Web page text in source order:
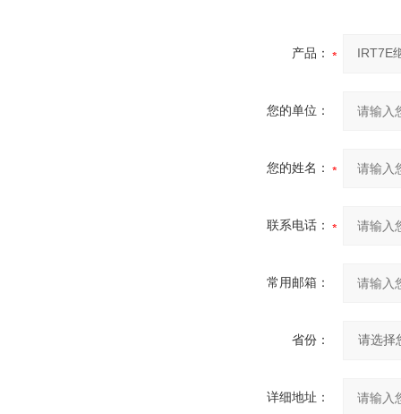
产品：
您的单位：
您的姓名：
联系电话：
常用邮箱：
省份：
详细地址：